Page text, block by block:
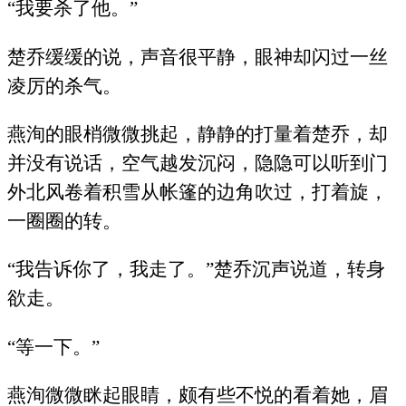
“我要杀了他。”
楚乔缓缓的说，声音很平静，眼神却闪过一丝
凌厉的杀气。
燕洵的眼梢微微挑起，静静的打量着楚乔，却
并没有说话，空气越发沉闷，隐隐可以听到门
外北风卷着积雪从帐篷的边角吹过，打着旋，
一圈圈的转。
“我告诉你了，我走了。”楚乔沉声说道，转身
欲走。
“等一下。”
燕洵微微眯起眼睛，颇有些不悦的看着她，眉